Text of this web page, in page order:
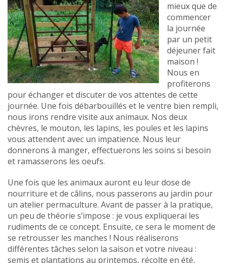
mieux que de
commencer
la journée
par un petit
déjeuner fait
maison !
Nous en
profiterons
pour échanger et discuter de vos attentes de cette
journée. Une fois débarbouillés et le ventre bien rempli,
nous irons rendre visite aux animaux. Nos deux
chèvres, le mouton, les lapins, les poules et les lapins
vous attendent avec un impatience. Nous leur
donnerons à manger, effectuerons les soins si besoin
et ramasserons les oeufs.
Une fois que les animaux auront eu leur dose de
nourriture et de câlins, nous passerons au jardin pour
un atelier permaculture. Avant de passer à la pratique,
un peu de théorie s’impose : je vous expliquerai les
rudiments de ce concept. Ensuite, ce sera le moment de
se retrousser les manches ! Nous réaliserons
différentes tâches selon la saison et votre niveau :
semis et plantations au printemps, récolte en été,